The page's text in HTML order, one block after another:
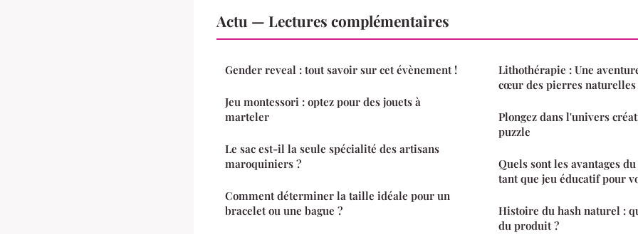
Actu — Lectures complémentaires
Gender reveal : tout savoir sur cet évènement !
Jeu montessori : optez pour des jouets à
marteler
Le sac est-il la seule spécialité des artisans
maroquiniers ?
Comment déterminer la taille idéale pour un
bracelet ou une bague ?
Lithothérapie : Une
cœur des pierres naturelles
Plongez dans l'univers
puzzle
Quels sont les avantages
tant que jeu éducatif pour
Histoire du hash naturel :
du produit ?